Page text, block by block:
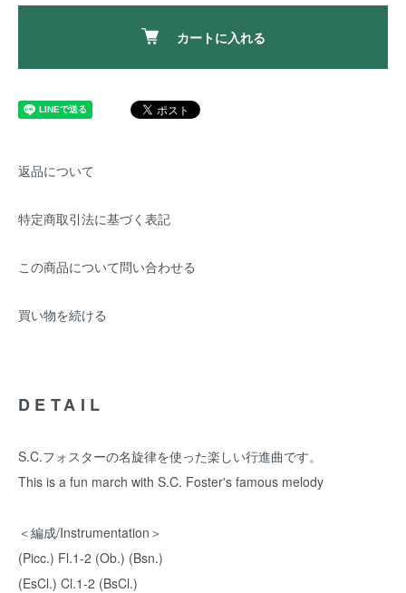
カートに入れる
返品について
特定商取引法に基づく表記
この商品について問い合わせる
買い物を続ける
DETAIL
S.C.フォスターの名旋律を使った楽しい行進曲です。
This is a fun march with S.C. Foster's famous melody
＜編成/Instrumentation＞
(Picc.) Fl.1-2 (Ob.) (Bsn.)
(EsCl.) Cl.1-2 (BsCl.)